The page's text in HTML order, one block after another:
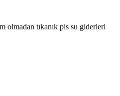
olmadan tıkanık pis su giderleri